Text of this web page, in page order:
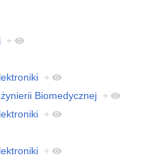
+
+
Biomedycznej +
+
+